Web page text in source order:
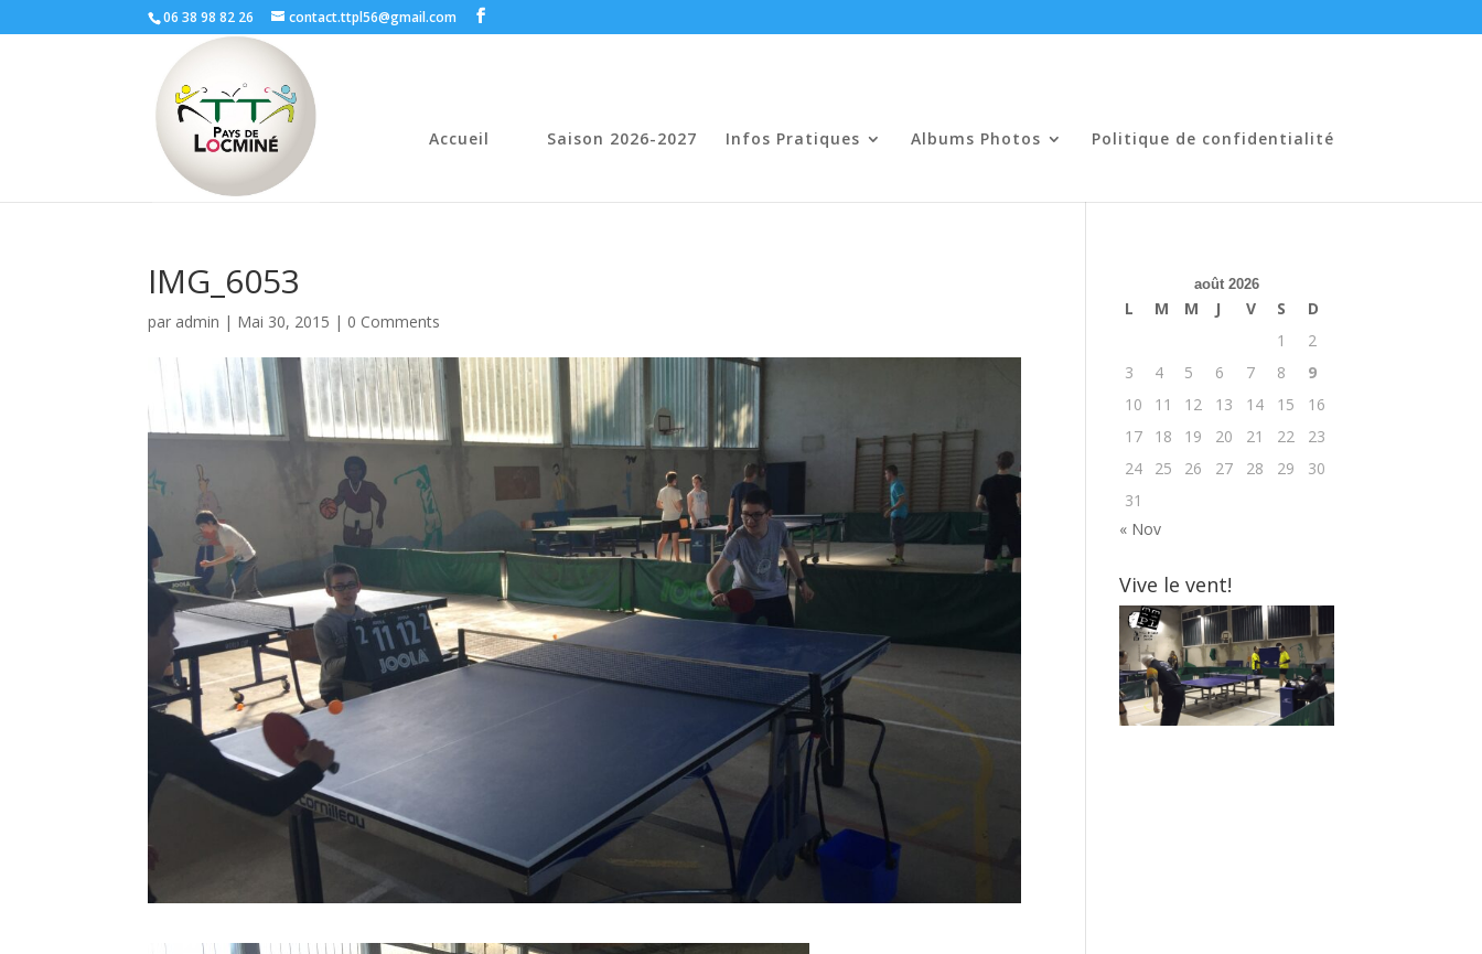
06 38 98 82 26 contact.ttpl56@gmail.com
Accueil Saison 2026-2027 Infos Pratiques Albums Photos Politique de confidentialité
IMG_6053
par admin | Mai 30, 2015 | 0 Comments
août 2026
L M M J V S
D
1
2
3
4 5 6 7 8
9
10
11 12 13 14 15
16
17
18 19 20 21 22
23
24
25 26 27 28 29
30
31
« Nov
Vive le vent!